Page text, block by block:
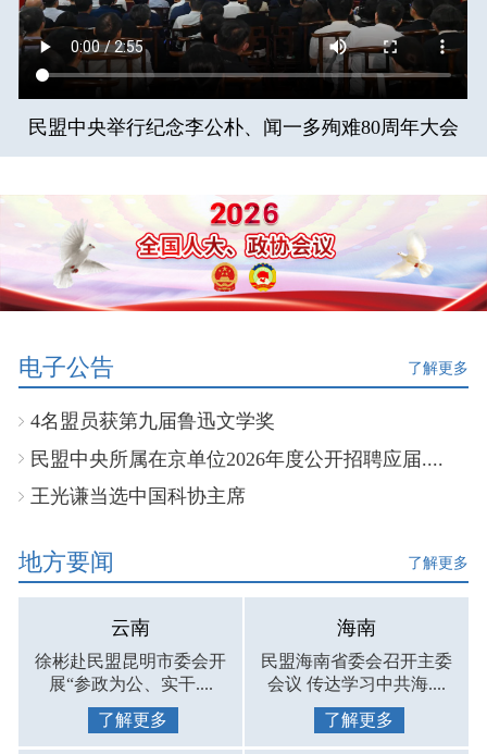
民盟中央举行纪念李公朴、闻一多殉难80周年大会
电子公告 了解更多
4名盟员获第九届鲁迅文学奖
民盟中央所属在京单位2026年度公开招聘应届....
王光谦当选中国科协主席
地方要闻 了解更多
云南
徐彬赴民盟昆明市委会开
展“参政为公、实干....
了解更多
海南
民盟海南省委会召开主委
会议 传达学习中共海....
了解更多